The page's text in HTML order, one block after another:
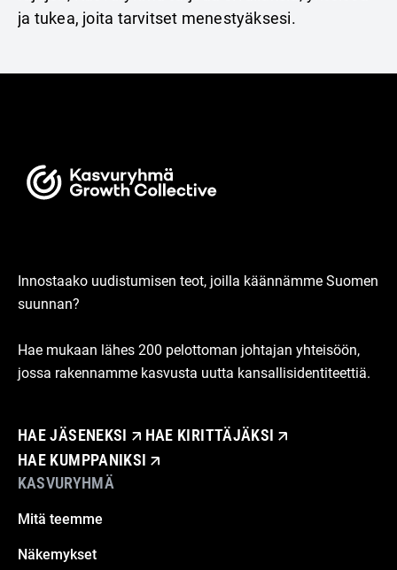
ja tukea, joita tarvitset menestyäksesi.
Innostaako uudistumisen teot, joilla käännämme Suomen
suunnan?
Hae mukaan lähes 200 pelottoman johtajan yhteisöön,
jossa rakennamme kasvusta uutta kansallisidentiteettiä.
HAE JÄSENEKSI
HAE KIRITTÄJÄKSI
HAE KUMPPANIKSI
KASVURYHMÄ
Mitä teemme
Näkemykset